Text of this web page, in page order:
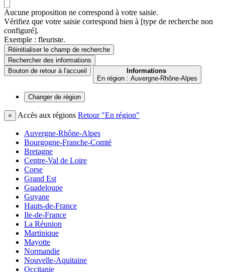
Aucune proposition ne correspond à votre saisie.
Vérifiez que votre saisie correspond bien à [type de recherche non
configuré].
Exemple : fleuriste.
Réinitialiser le champ de recherche
Rechercherdes informations
Bouton de retour à l'accueil
Informations
En région : Auvergne-Rhône-Alpes
Changer de région
× Accès aux régions Retour "En région"
Auvergne-Rhône-Alpes
Bourgogne-Franche-Comté
Bretagne
Centre-Val de Loire
Corse
Grand Est
Guadeloupe
Guyane
Hauts-de-France
Ile-de-France
La Réunion
Martinique
Mayotte
Normandie
Nouvelle-Aquitaine
Occitanie